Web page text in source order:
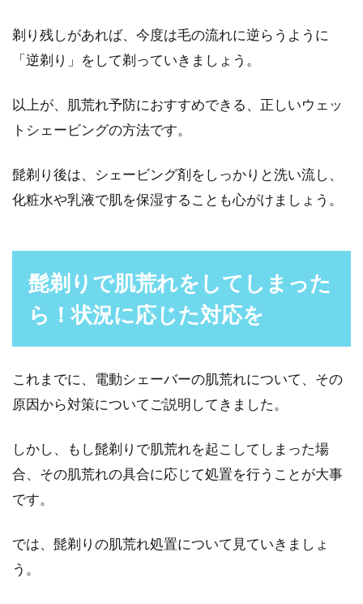
剃り残しがあれば、今度は毛の流れに逆らうように
「逆剃り」をして剃っていきましょう。
以上が、肌荒れ予防におすすめできる、正しいウェッ
トシェービングの方法です。
髭剃り後は、シェービング剤をしっかりと洗い流し、
化粧水や乳液で肌を保湿することも心がけましょう。
髭剃りで肌荒れをしてしまった
ら！状況に応じた対応を
これまでに、電動シェーバーの肌荒れについて、その
原因から対策についてご説明してきました。
しかし、もし髭剃りで肌荒れを起こしてしまった場
合、その肌荒れの具合に応じて処置を行うことが大事
です。
では、髭剃りの肌荒れ処置について見ていきましょ
う。